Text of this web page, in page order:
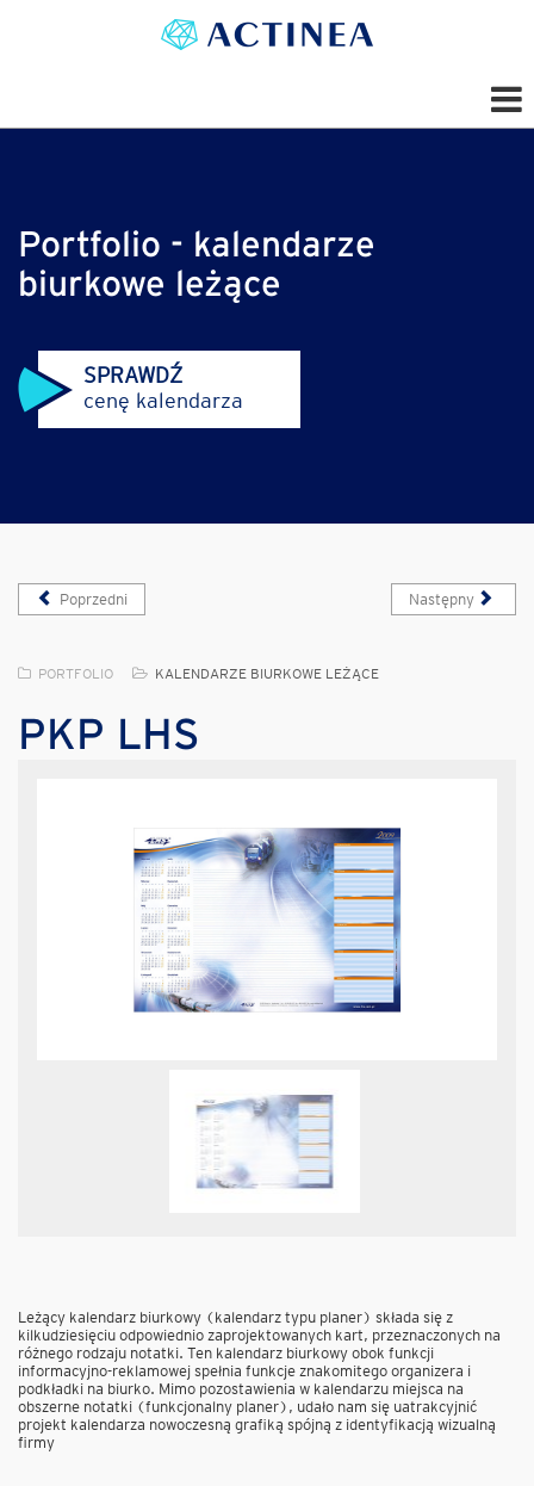
Portfolio - kalendarze
biurkowe leżące
SPRAWDŹ
cenę kalendarza
Poprzedni Następny
PORTFOLIO KALENDARZE BIURKOWE LEŻĄCE
PKP LHS
Leżący kalendarz biurkowy (kalendarz typu planer) składa się z
kilkudziesięciu odpowiednio zaprojektowanych kart, przeznaczonych na
różnego rodzaju notatki. Ten kalendarz biurkowy obok funkcji
informacyjno-reklamowej spełnia funkcje znakomitego organizera i
podkładki na biurko. Mimo pozostawienia w kalendarzu miejsca na
obszerne notatki (funkcjonalny planer), udało nam się uatrakcyjnić
projekt kalendarza nowoczesną grafiką spójną z identyfikacją wizualną
firmy